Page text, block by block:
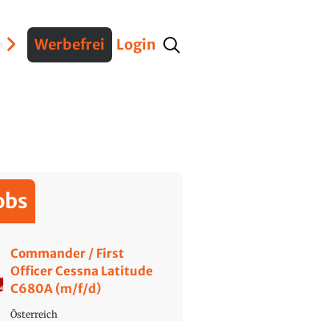
VerteidigungInterviews Fracht
Werbefrei Login
Commander / First
Officer Cessna Latitude
C680A (m/f/d)
Österreich